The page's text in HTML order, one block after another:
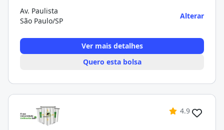
Av. Paulista
São Paulo/SP
Alterar
Ver mais detalhes
Quero esta bolsa
4.9